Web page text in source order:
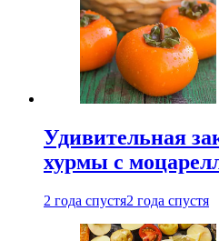
Удивительная
хурмы с
2 года спустя2 года спустя